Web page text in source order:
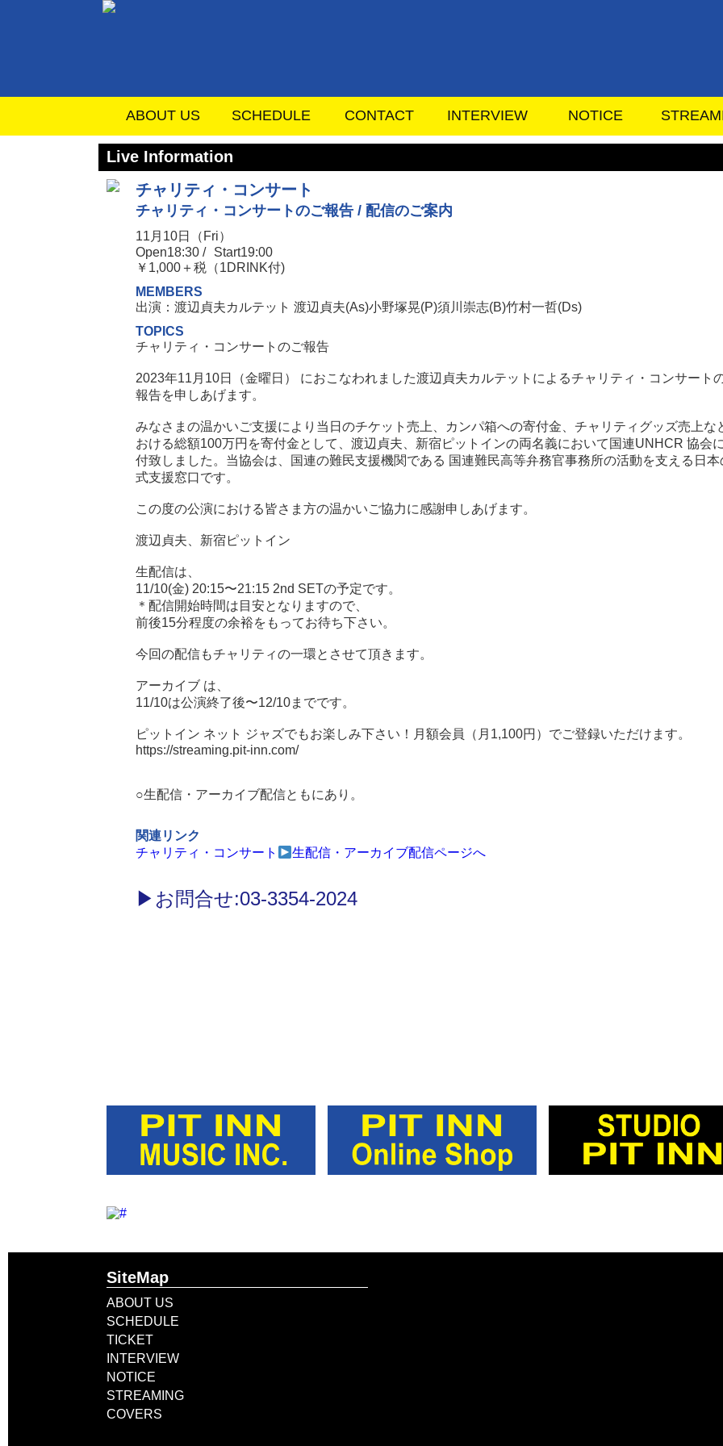
ABOUT US SCHEDULE CONTACT INTERVIEW NOTICE
Live Information
チャリティ・コンサート
チャリティ・コンサートのご報告 / 配信のご案内
11月10日（Fri）
Open18:30 /
Start19:00
￥1,000＋税（1DRINK付)
MEMBERS
出演：渡辺貞夫カルテット 渡辺貞夫(As)⼩野塚晃(P)須川崇志(B)⽵村⼀哲(Ds)
TOPICS
チャリティ・コンサートのご報告
2023年11⽉10⽇（⾦曜⽇） におこなわれました渡辺貞夫カルテットによるチャリティ・コンサート
報告を申しあげます。
みなさまの温かいご⽀援により当⽇のチケット売上、カンパ箱への寄付⾦、チャリティグッズ売上な
おける総額100万円を寄付⾦として、渡辺貞夫、新宿ピットインの両名義において国連UNHCR 協会
付致しました。当協会は、国連の難⺠⽀援機関である 国連難⺠⾼等弁務官事務所の活動を⽀える⽇本
式⽀援窓⼝です。
この度の公演における皆さま⽅の温かいご協⼒に感謝申しあげます。
渡辺貞夫、新宿ピットイン
生配信は、
11/10(金) 20:15〜21:15 2nd SETの予定です。
＊配信開始時間は目安となりますので、
前後15分程度の余裕をもってお待ち下さい。
今回の配信もチャリティの一環とさせて頂きます。
アーカイブ は、
11/10は公演終了後〜12/10までです。
ピットイン ネット ジャズでもお楽しみ下さい！月額会員（月1,100円）でご登録いただけます。
https://streaming.pit-inn.com/
○生配信・アーカイブ配信ともにあり。
関連リンク
チャリティ・コンサート
生配信・アーカイブ配信ページへ
お問合せ:03-3354-2024
SiteMap
ABOUT US
SCHEDULE
TICKET
INTERVIEW
NOTICE
STREAMING
COVERS